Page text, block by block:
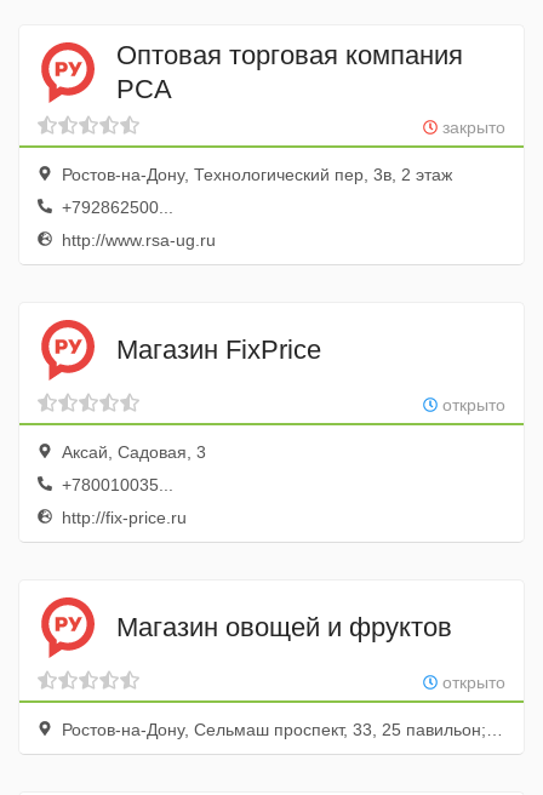
Оптовая торговая компания
РСА
закрыто
Ростов-на-Дону, Технологический пер, 3в, 2 этаж
+792862500...
http://www.rsa-ug.ru
Магазин FixPrice
открыто
Аксай, Садовая, 3
+780010035...
http://fix-price.ru
Магазин овощей и фруктов
открыто
Ростов-на-Дону, Сельмаш проспект, 33, 25 павильон; 1 этаж